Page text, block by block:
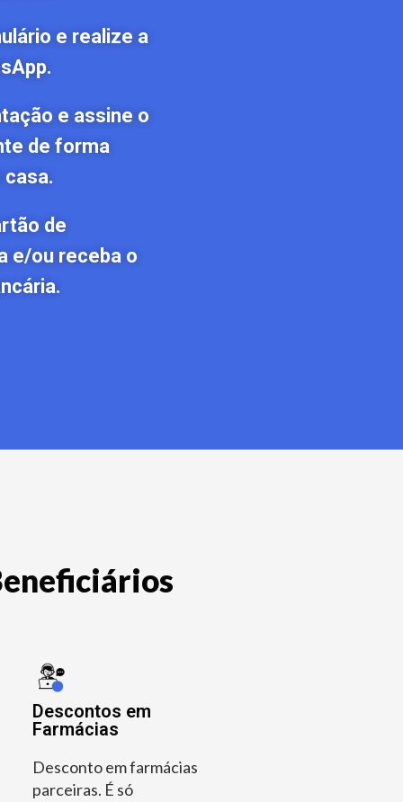
e realize a
e assine o
de forma
de
e/ou receba o
Descontos em
Farmácias
Desconto em farmácias
parceiras. É só